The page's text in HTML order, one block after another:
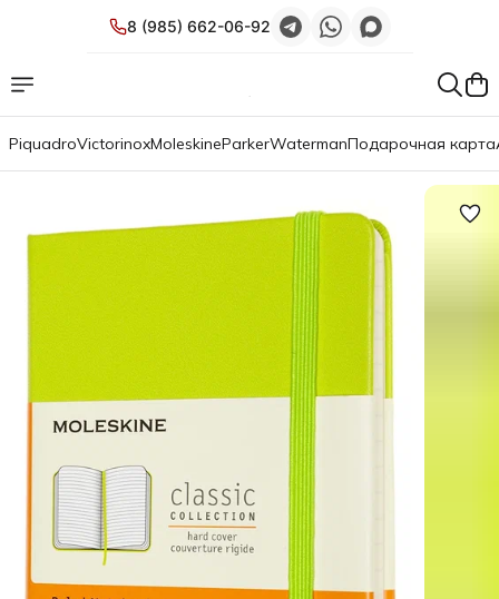
8 (985) 662-06-92
PiquadroVictorinoxMoleskineParkerWatermanПодарочная карта